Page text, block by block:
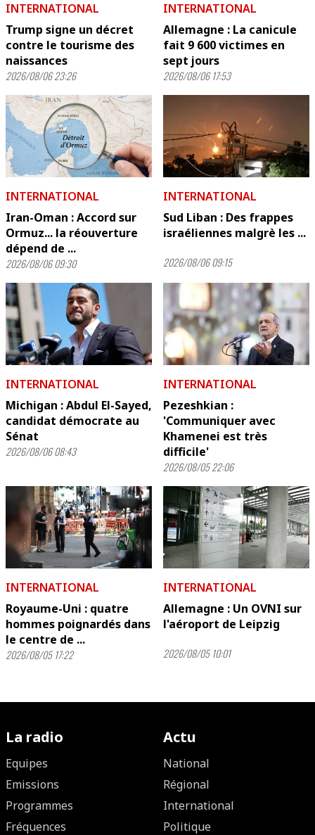
INTERNATIONAL
Trump signe un décret
contre le tourisme des
naissances
2026/08/06 23:26
INTERNATIONAL
Allemagne : La canicule
fait 9 600 victimes en
sept jours
2026/08/06 17:53
INTERNATIONAL
Iran-Oman : Accord sur
Ormuz... la réouverture
dépend de ...
2026/08/06 09:30
INTERNATIONAL
Sud Liban : Des frappes
israéliennes malgrè les ...
2026/08/06 09:15
INTERNATIONAL
Michigan : Abdul El-Sayed,
candidat démocrate au
Sénat
2026/08/06 08:43
INTERNATIONAL
Pezeshkian :
'Communiquer avec
Khamenei est très
difficile'
2026/08/05 22:06
INTERNATIONAL
Royaume-Uni : quatre
hommes poignardés dans
le centre de ...
2026/08/05 17:22
INTERNATIONAL
Allemagne : Un OVNI sur
l'aéroport de Leipzig
2026/08/05 10:01
La radio
Equipes
Emissions
Programmes
Fréquences
Actu
National
Régional
International
Politique